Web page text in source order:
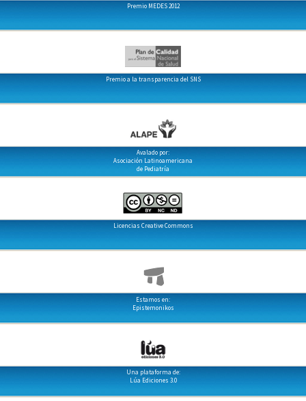
Premio MEDES 2012
Premio a la transparencia del SNS
Avalado por:
Asociación Latinoamericana
de Pediatría
Licencias Creative Commons
Estamos en:
Epistemonikos
Una plataforma de:
Lúa Ediciones 3.0